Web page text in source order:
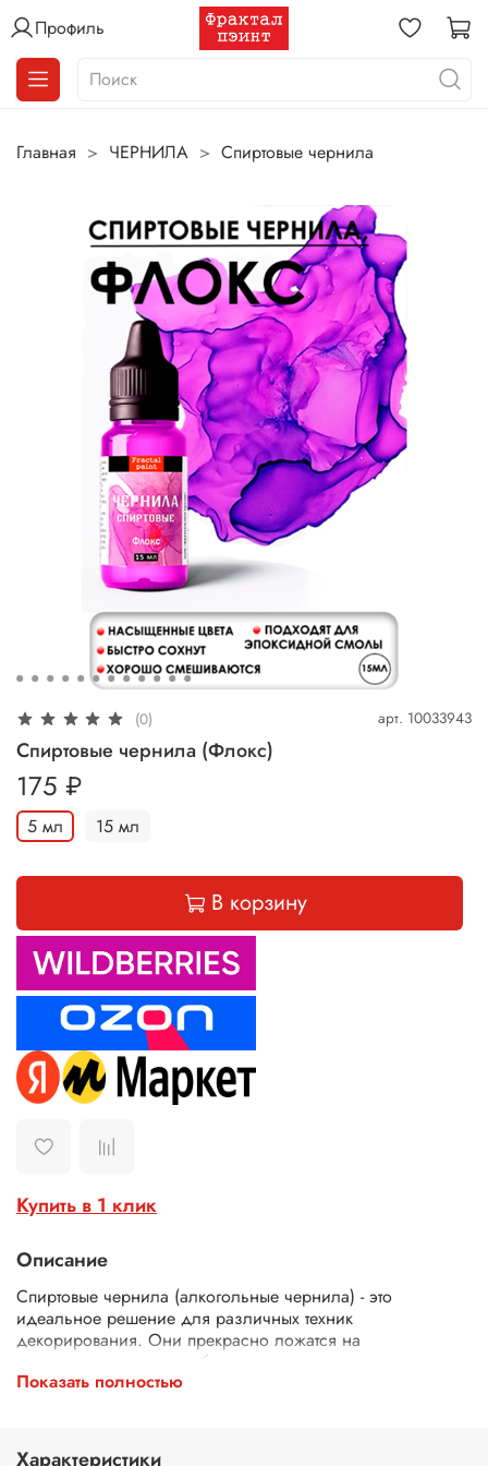
Профиль
Главная ЧЕРНИЛА Спиртовые чернила
(0) арт. 10033943
Спиртовые чернила (Флокс)
175 ₽
5 мл 15 мл
В корзину
Купить в 1 клик
Описание
Спиртовые чернила (алкогольные чернила) - это
идеальное решение для различных техник
декорирования. Они прекрасно ложатся на
синтетическую гладкую бумагу, специально
предназначенную для чернил для рисования. Эти
создавать новые оттенки.
Показать полностью
Характеристики